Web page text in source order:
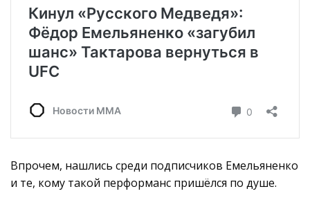
Впрочем, нашлись среди подписчиков Емельяненко
и те, кому такой перформанс пришёлся по душе.